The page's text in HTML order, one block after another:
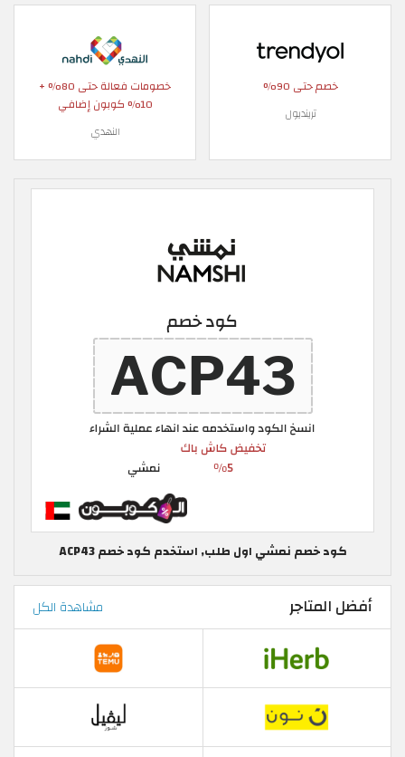
خصم حتى 90%
ترينديول
خصومات فعالة حتى 80% +
10% كوبون إضافي
النهدي
كود خصم نمشي اول طلب, استخدم كود خصم ACP43
أفضل المتاجر مشاهدة الكل